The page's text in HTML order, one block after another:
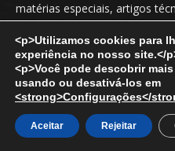
matérias especiais, artigos
novidades, lançamentos,
Fale Conosco:
Copyright © 2024Revista do Aço.
Desenvolvido
<p>Utilizamos cookies para
experiência no nosso site.</
<p>Você pode descobrir
usando ou desativá-los em
<strong>Configurações</
Aceitar Rejeitar